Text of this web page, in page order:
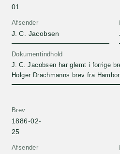
Afsender
J. C. Jacobsen
01
Dokumentindhold
J. C. Jacobsen har glemt i forrige
Holger Drachmanns brev fra
Han inviterer Joh…
Afsender
Brev
1886-02-
25